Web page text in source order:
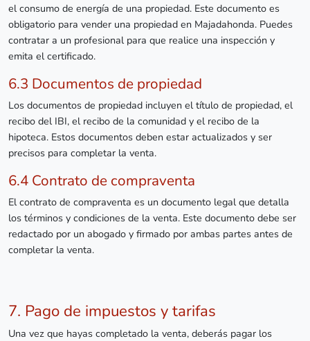
el consumo de energía de una propiedad. Este documento es
obligatorio para vender una propiedad en Majadahonda. Puedes
contratar a un profesional para que realice una inspección y
emita el certificado.
6.3 Documentos de propiedad
Los documentos de propiedad incluyen el título de propiedad, el
recibo del IBI, el recibo de la comunidad y el recibo de la
hipoteca. Estos documentos deben estar actualizados y ser
precisos para completar la venta.
6.4 Contrato de compraventa
El contrato de compraventa es un documento legal que detalla
los términos y condiciones de la venta. Este documento debe ser
redactado por un abogado y firmado por ambas partes antes de
completar la venta.
7. Pago de impuestos y tarifas
Una vez que hayas completado la venta, deberás pagar los